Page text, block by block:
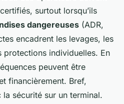
surtout lorsqu’ils
dangereuses (ADR,
encadrent les levages, les
protections individuelles. En
peuvent être
financièrement. Bref,
sécurité sur un terminal.